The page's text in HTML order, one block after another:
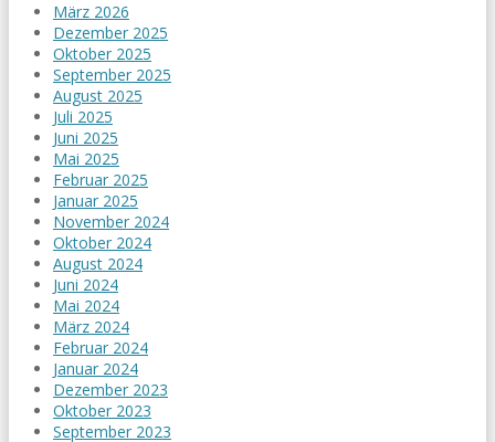
März 2026
Dezember 2025
Oktober 2025
September 2025
August 2025
Juli 2025
Juni 2025
Mai 2025
Februar 2025
Januar 2025
November 2024
Oktober 2024
August 2024
Juni 2024
Mai 2024
März 2024
Februar 2024
Januar 2024
Dezember 2023
Oktober 2023
September 2023